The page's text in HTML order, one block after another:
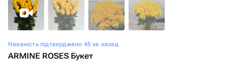
Наявність підтверджено 45 хв назад
ARMINE ROSES Букет